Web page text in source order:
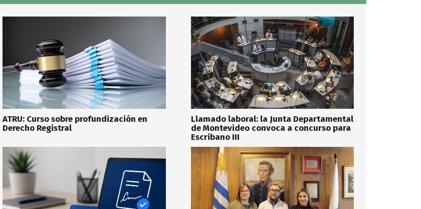
ATRU: Curso sobre profundización en
Derecho Registral
Llamado laboral: la Junta Departamental
de Montevideo convoca a concurso para
Escribano III